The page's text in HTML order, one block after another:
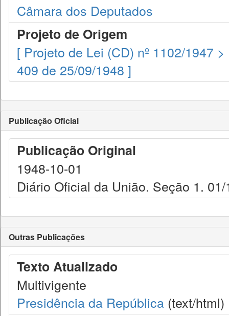
Câmara dos Deputados
Projeto de Origem
[ Projeto de Lei (CD) nº 1102/1947
409 de 25/09/1948 ]
Publicação Oficial
Publicação Original
1948-10-01
Diário Oficial da União. Seção 1.
Outras Publicações
Texto Atualizado
Multivigente
Presidência da República (text/html)